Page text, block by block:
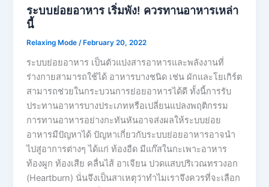
ระบบย่อยอาหาร เริ่มพัง! ควรทานอาหารเหล่า
นี้
Relaxing Mode/ February 20, 2022
ระบบย่อยอาหาร เป็นตัวแบ่งสารอาหารและพลังงานที่
ร่างกายสามารถใช้ได้ อาหารบางชนิด เช่น ผักและโยเกิร์ต
สามารถช่วยในกระบวนการย่อยอาหารได้ดี ทั้งนี้การรับ
ประทานอาหารบางประเภทหรือเปลี่ยนแปลงพฤติกรรม
การทานอาหารอย่างกะทันหันอาจส่งผลให้ระบบย่อย
อาหารมีปัญหาได้ ปัญหาเกี่ยวกับระบบย่อยอาหารอาจนำ
ไปสู่อาการต่างๆ ได้แก่ ท้องอืด มีแก๊สในกะเพาะอาหาร
ท้องผูก ท้องเสีย คลื่นไส้ อาเจียน ปวดแสบปริเวณทรวงอก
(Heartburn) นั่นจึงเป็นสาเหตุว่าทำไมเราจึงควรที่จะเลือก